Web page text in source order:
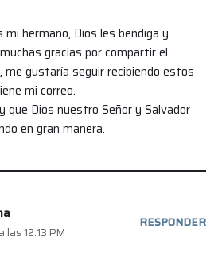
hermano, Dios les bendiga y
gracias por compartir el
me gustaría seguir recibiendo estos
mi correo.
que Dios nuestro Señor y Salvador
en gran manera.
12:13 PM
RESPONDER